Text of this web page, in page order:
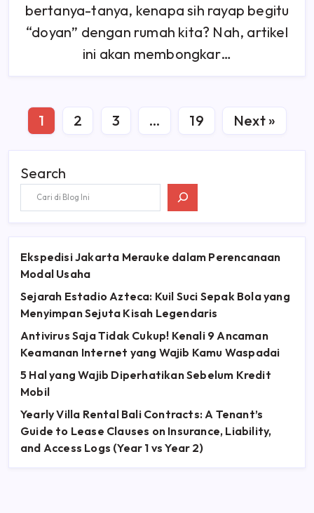
bertanya-tanya, kenapa sih rayap begitu
“doyan” dengan rumah kita? Nah, artikel
ini akan membongkar…
1 2 3 … 19 Next »
Search
Ekspedisi Jakarta Merauke dalam Perencanaan
Modal Usaha
Sejarah Estadio Azteca: Kuil Suci Sepak Bola yang
Menyimpan Sejuta Kisah Legendaris
Antivirus Saja Tidak Cukup! Kenali 9 Ancaman
Keamanan Internet yang Wajib Kamu Waspadai
5 Hal yang Wajib Diperhatikan Sebelum Kredit
Mobil
Yearly Villa Rental Bali Contracts: A Tenant’s
Guide to Lease Clauses on Insurance, Liability,
and Access Logs (Year 1 vs Year 2)